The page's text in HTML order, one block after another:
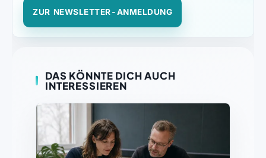
ZUR NEWSLETTER-ANMELDUNG
DAS KÖNNTE DICH AUCH
INTERESSIEREN